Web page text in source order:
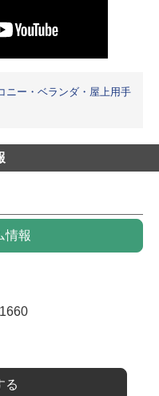
ニー・ベランダ・屋上用手
情報
る